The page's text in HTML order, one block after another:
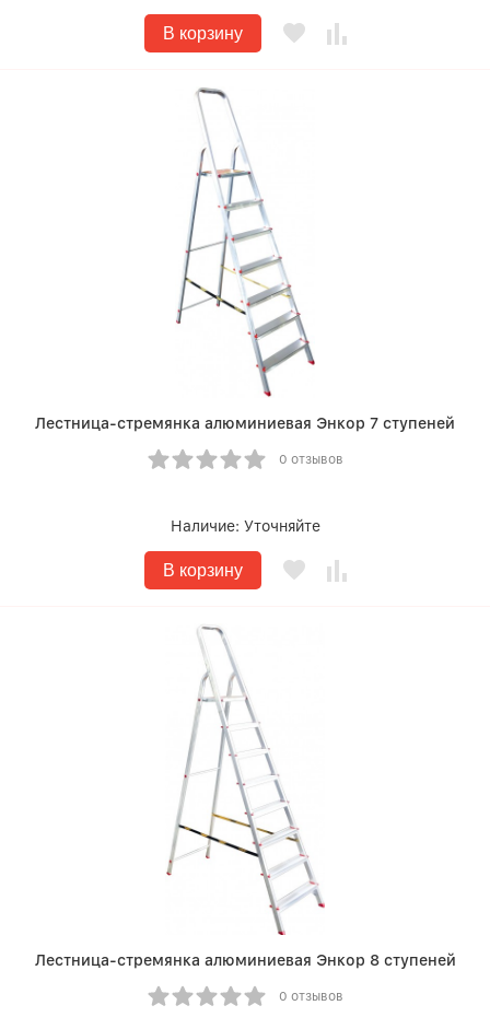
В корзину
Лестница-стремянка алюминиевая Энкор 7 ступеней
0 отзывов
Наличие: Уточняйте
В корзину
Лестница-стремянка алюминиевая Энкор 8 ступеней
0 отзывов